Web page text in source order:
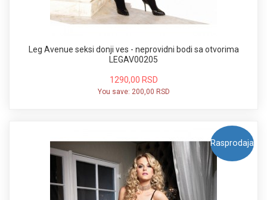
Leg Avenue seksi donji ves - neprovidni bodi sa otvorima
LEGAV00205
1290,00 RSD
You save: 200,00 RSD
Rasprodaja